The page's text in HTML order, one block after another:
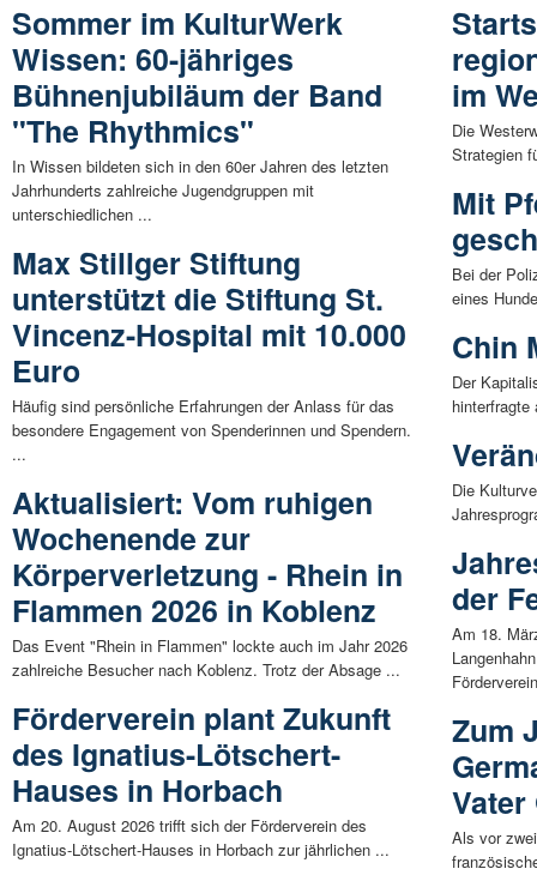
Sommer im KulturWerk
Wissen: 60-jähriges
Bühnenjubiläum der Band
"The Rhythmics"
In Wissen bildeten sich in den 60er Jahren des letzten
Jahrhunderts zahlreiche Jugendgruppen mit
unterschiedlichen ...
Max Stillger Stiftung
unterstützt die Stiftung St.
Vincenz-Hospital mit 10.000
Euro
Häufig sind persönliche Erfahrungen der Anlass für das
besondere Engagement von Spenderinnen und Spendern.
...
Aktualisiert: Vom ruhigen
Wochenende zur
Körperverletzung - Rhein in
Flammen 2026 in Koblenz
Das Event "Rhein in Flammen" lockte auch im Jahr 2026
zahlreiche Besucher nach Koblenz. Trotz der Absage ...
Förderverein plant Zukunft
des Ignatius-Lötschert-
Hauses in Horbach
Am 20. August 2026 trifft sich der Förderverein des
Ignatius-Lötschert-Hauses in Horbach zur jährlichen ...
im
Die
Strategien
Mit
Bei der
eines
Chin
Der
Die
der
Am 18.
Zum
Als vor